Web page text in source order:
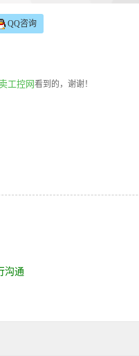
QQ咨询
工控网看到的，谢谢！
沟通